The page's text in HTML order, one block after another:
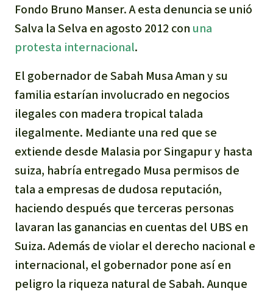
Metales
Minería
Agrotoxicos
Aceite de palma
REDD
Indígena
Landgrabbing
Granjas Industriales
Para niñas y niños
Indonesia
Fondo Bruno Manser. A esta denuncia se unió
Salva la Selva en agosto 2012 con una
protesta internacional.
El gobernador de Sabah Musa Aman y su
familia estarían involucrado en negocios
ilegales con madera tropical talada
ilegalmente. Mediante una red que se
extiende desde Malasia por Singapur y hasta
suiza, habría entregado Musa permisos de
tala a empresas de dudosa reputación,
haciendo después que terceras personas
lavaran las ganancias en cuentas del UBS en
Suiza. Además de violar el derecho nacional e
internacional, el gobernador pone así en
peligro la riqueza natural de Sabah. Aunque